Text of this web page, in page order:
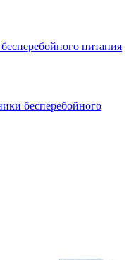
питания
бесперебойного